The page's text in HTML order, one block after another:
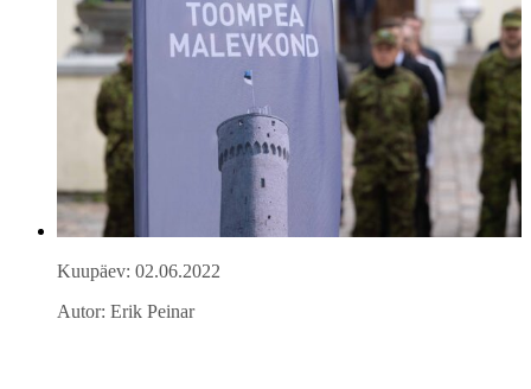
Kuupäev: 02.06.2022
Autor: Erik Peinar